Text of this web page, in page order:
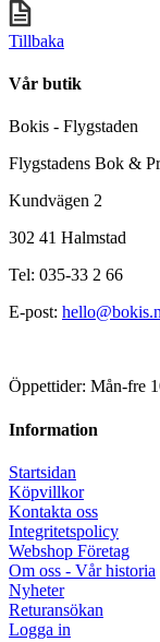
Tillbaka
Vår butik
Bokis - Flygstaden
Flygstadens Bok &
Kundvägen 2
302 41 Halmstad
Tel: 035-33 2 66
E-post:
Öppettider: Mån-fre
Information
Startsidan
Köpvillkor
Kontakta oss
Integritetspolicy
Webshop Företag
Om oss - Vår historia
Nyheter
Returansökan
Logga in